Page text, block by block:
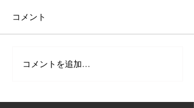
コメント
コメントを追加…